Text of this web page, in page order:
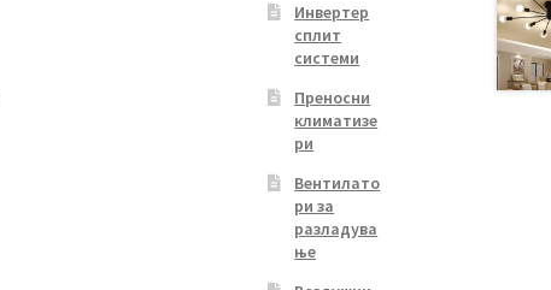
Инвертер
сплит
системи
Преносни
климатизе
ри
Вентилато
ри за
разладува
ње